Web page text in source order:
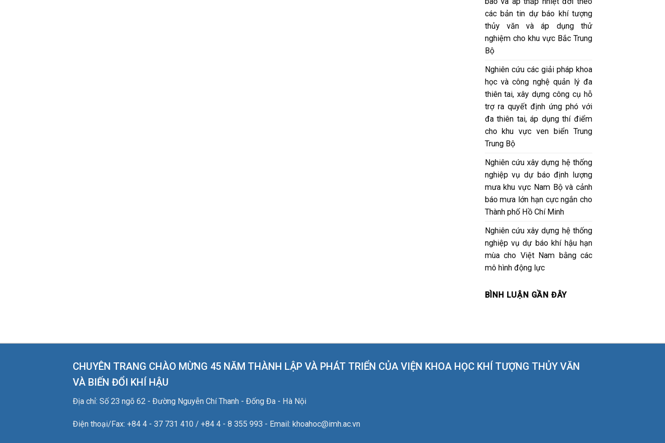
các bản tin dự báo khí tượng
thủy văn và áp dụng thử
nghiệm cho khu vực Bắc Trung
Bộ
Nghiên cứu các giải pháp khoa
học và công nghệ quản lý đa
thiên tai, xây dựng công cụ hỗ
trợ ra quyết định ứng phó với
đa thiên tai, áp dụng thí điểm
cho khu vực ven biển Trung
Trung Bộ
Nghiên cứu xây dựng hệ thống
nghiệp vụ dự báo định lượng
mưa khu vực Nam Bộ và cảnh
báo mưa lớn hạn cực ngắn cho
Thành phố Hồ Chí Minh
Nghiên cứu xây dựng hệ thống
nghiệp vụ dự báo khí hậu hạn
mùa cho Việt Nam bằng các
mô hình động lực
BÌNH LUẬN GẦN ĐÂY
CHUYÊN TRANG CHÀO MỪNG 45 NĂM THÀNH LẬP VÀ PHÁT TRIỂN CỦA VIỆN KHOA HỌC KHÍ TƯỢNG THỦY VĂN
VÀ BIẾN ĐỔI KHÍ HẬU
Địa chỉ: Số 23 ngõ 62 - Đường Nguyễn Chí Thanh - Đống Đa - Hà Nội
Điện thoại/Fax: +84 4 - 37 731 410 / +84 4 - 8 355 993 - Email: khoahoc@imh.ac.vn